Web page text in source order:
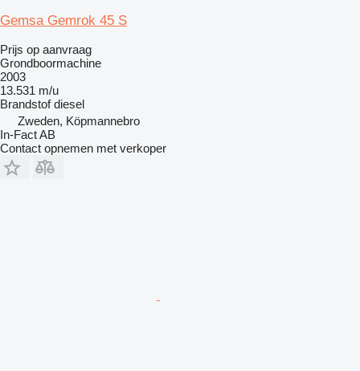
Gemsa Gemrok 45 S
Prijs op aanvraag
Grondboormachine
2003
13.531 m/u
Brandstof diesel
Zweden, Köpmannebro
In-Fact AB
Contact opnemen met verkoper